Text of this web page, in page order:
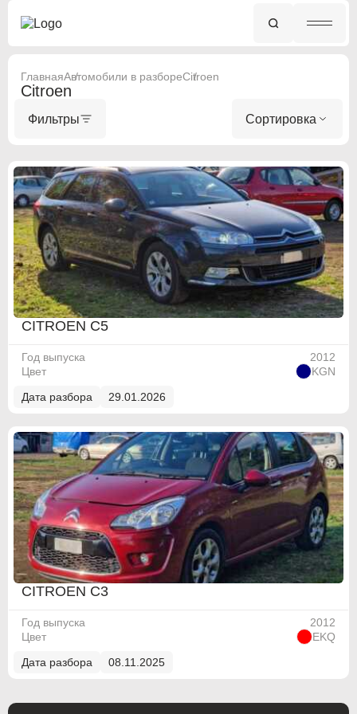
ГлавнаяАвтомобили в разбореCitroen
Citroen
Фильтры Сортировка
CITROEN C5
Год выпуска
2012
Цвет
KGN
Дата разбора
29.01.2026
CITROEN C3
Год выпуска
2012
Цвет
EKQ
Дата разбора
08.11.2025
ABARTH
Alfa Romeo
Audi
BMW
BMW Motorrad
Cadillac
ABARTH
Alfa Romeo
Audi
BMW
BMW Motorrad
Cadillac